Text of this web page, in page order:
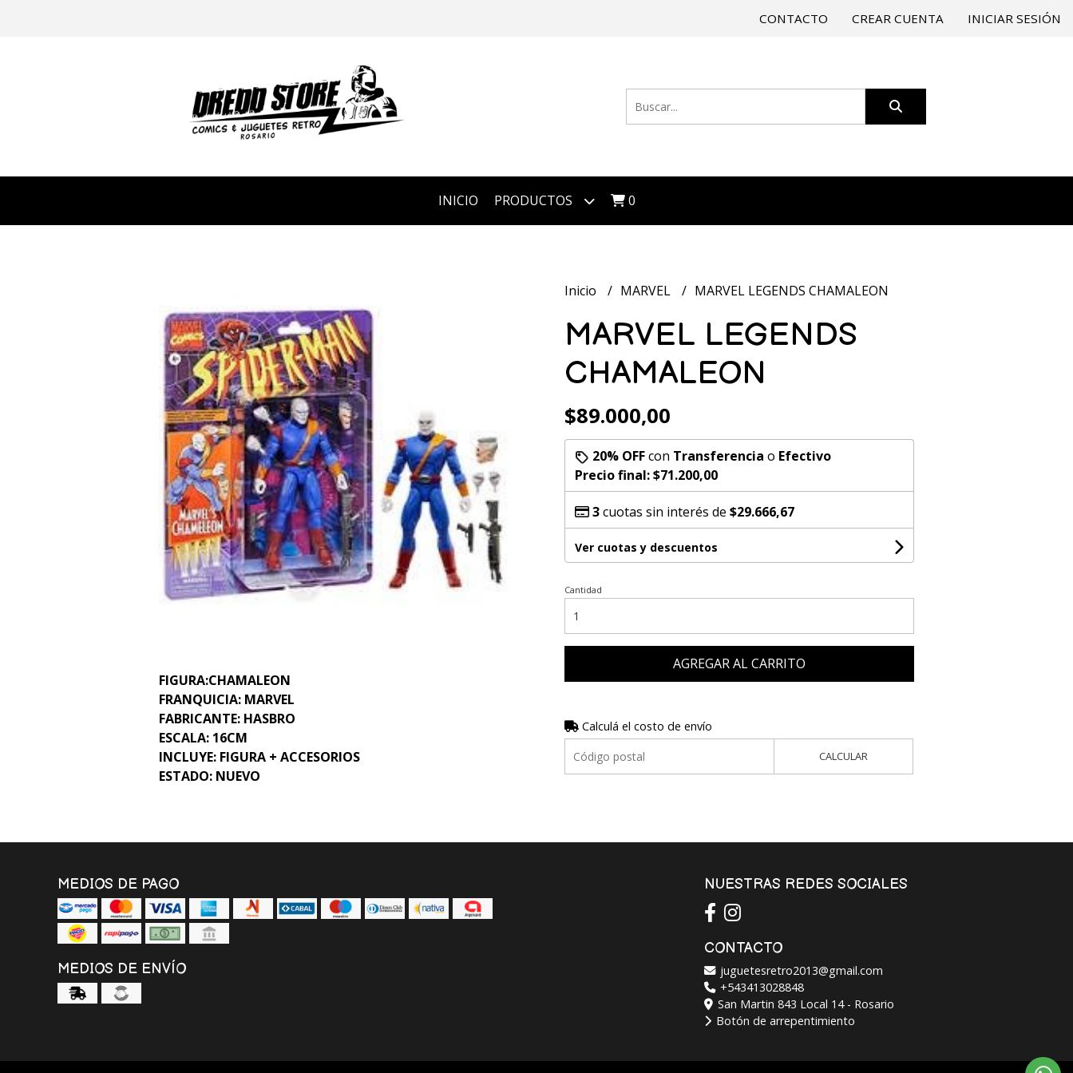
CONTACTO CREAR CUENTA INICIAR SESIÓN
INICIO PRODUCTOS 0
FIGURA:CHAMALEON
FRANQUICIA: MARVEL
FABRICANTE: HASBRO
ESCALA: 16CM
INCLUYE: FIGURA + ACCESORIOS
ESTADO: NUEVO
Inicio MARVEL MARVEL LEGENDS CHAMALEON
MARVEL LEGENDS
CHAMALEON
$89.000,00
20% OFFcon Transferencia o Efectivo
Precio final:$71.200,00
3cuotas sin interés de $29.666,67
Ver cuotas y descuentos
Cantidad
AGREGAR AL CARRITO
Calculá el costo de envío
CALCULAR
MEDIOS DE PAGO
MEDIOS DE ENVÍO
NUESTRAS REDES SOCIALES
CONTACTO
juguetesretro2013@gmail.com
+543413028848
San Martin 843 Local 14 - Rosario
Botón de arrepentimiento